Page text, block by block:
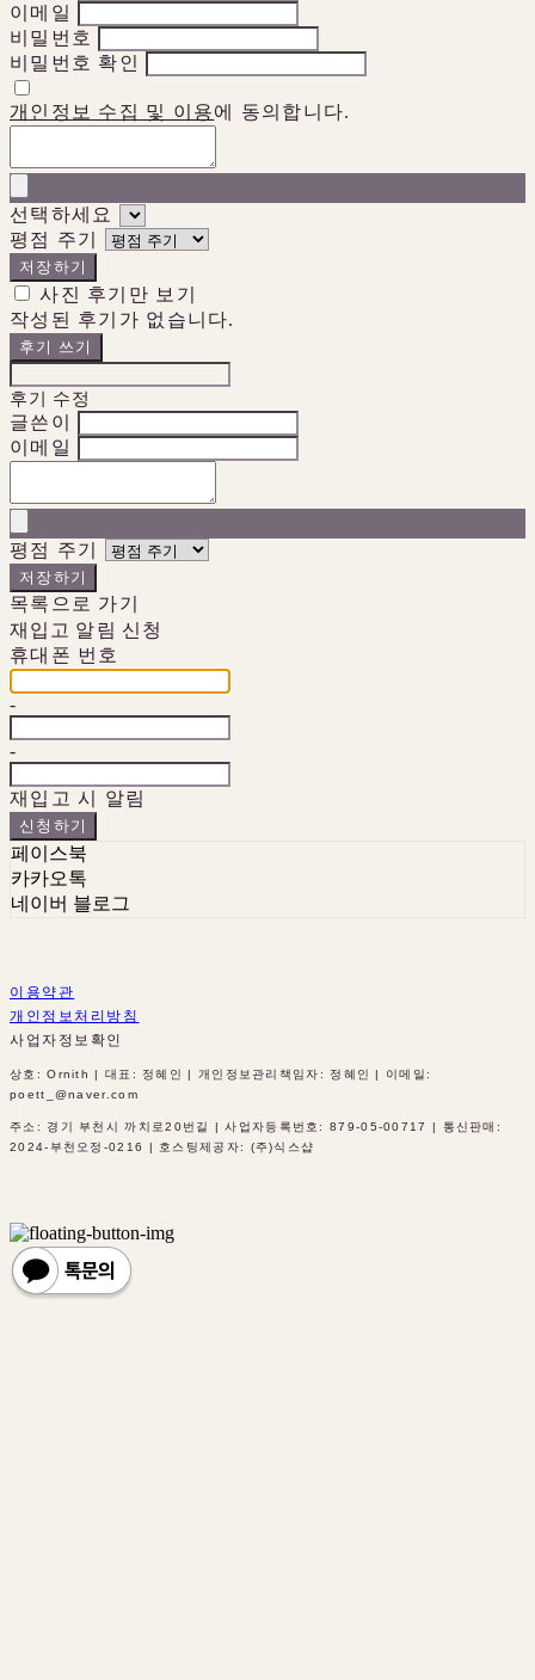
이메일
비밀번호
비밀번호 확인
개인정보 수집 및 이용에 동의합니다.
선택하세요
평점 주기
저장하기
사진 후기만 보기
작성된 후기가 없습니다.
후기 쓰기
후기 수정
글쓴이
이메일
평점 주기
저장하기
목록으로 가기
재입고 알림 신청
휴대폰 번호
-
-
재입고 시 알림
신청하기
페이스북
카카오톡
네이버 블로그
이용약관
개인정보처리방침
사업자정보확인
상호: Ornith | 대표: 정혜인 | 개인정보관리책임자: 정혜인 | 이메일:
poett_@naver.com
주소: 경기 부천시 까치로20번길 | 사업자등록번호:879-05-00717
| 통신판매:
2024-부천오정-0216
| 호스팅제공자: (주)식스샵